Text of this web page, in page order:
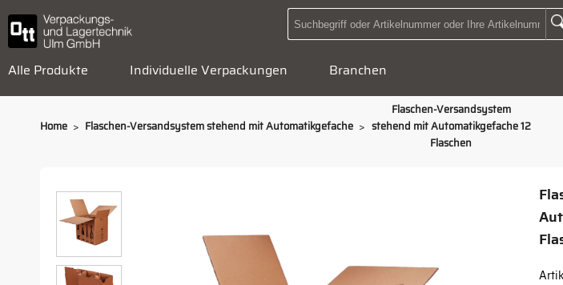
Suchbegriff oder
Alle Produkte Individuelle Verpackungen Branchen
Home > Flaschen-Versandsystem stehend mit Automatikgefache >
Flaschen-Versandsystem
stehend mit Automatikgefache 12
Flaschen